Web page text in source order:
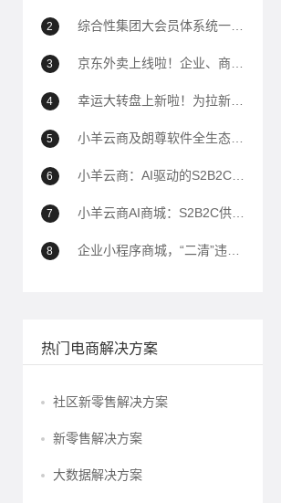
一个
系。
标签：
2 综合性集团大会员体系统一解决方案
3 京东外卖上线啦！企业、商家自己的商城也能用上京东外卖！
4 幸运大转盘上新啦！为拉新、转化、留存增加新帮手！
5 小羊云商及朗尊软件全生态解决方案深度问答（100问）
6 小羊云商：AI驱动的S2B2C全域电商生态平台全面解析
7 小羊云商AI商城：S2B2C供应链到全域运营的商业模式白皮书——以AI驱动私域电商生态重构
8 企业小程序商城，“二清”违规封禁的解决方案
热门电商解决方案
社区新零售解决方案
新零售解决方案
大数据解决方案